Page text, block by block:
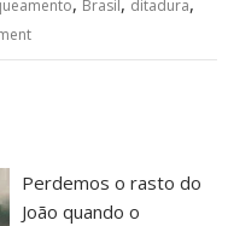
Brasil ditadura
Perdemos o rasto do
João quando o